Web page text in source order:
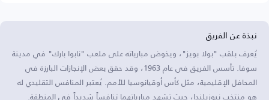
نبذة عن الفريق
يُعرف بلقب "بولا بويز"، ويخوض مبارياته على ملعب "نابوا بارك" في مدينة
سوفا. تأسس الفريق في عام 1963، وقد حقق بعض الإنجازات البارزة في
المحافل الإقليمية، مثل كأس أوقيانوسيا للأمم. يُعتبر المنافس التقليدي له
هو منتخب نيوزيلندا، حيث تشهد مبارياتهما تنافساً شديداً في المنطقة.